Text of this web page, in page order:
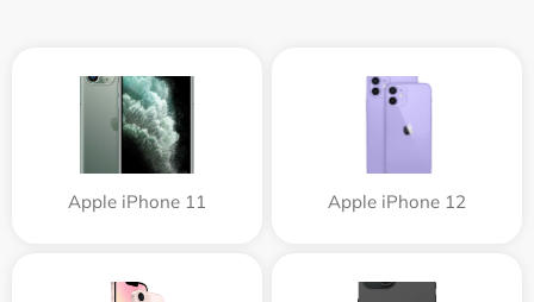
Apple iPhone 11 Apple iPhone 12